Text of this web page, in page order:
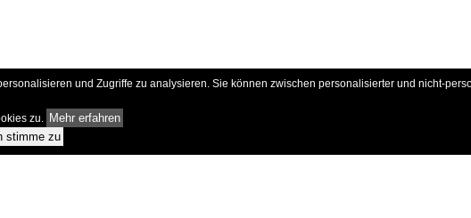
und Zugriffe zu analysieren. Sie können zwischen personalisierter und nicht-
zu. Mehr erfahren
stimme zu